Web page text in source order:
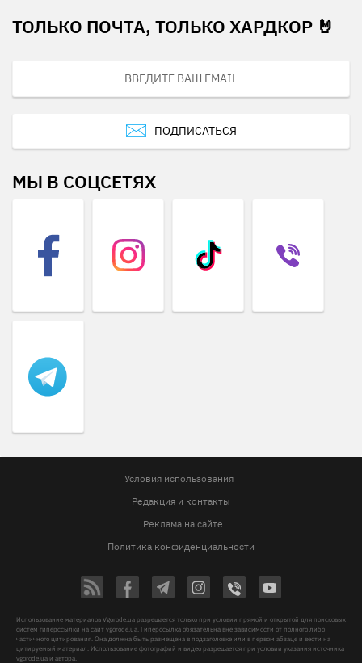
ТОЛЬКО ПОЧТА, ТОЛЬКО ХАРДКОР 🤘
ПОДПИСАТЬСЯ
МЫ В СОЦСЕТЯХ
Условия использования
Редакция и контакты
Реклама на сайте
Политика конфиденциальности
Использование материалов Vgorode.ua разрешается только при условии прямой и открытой для поисковых
систем гиперссылки на сайт vgorode.ua. Гиперссылка обязательна вне зависимости от полного либо
частичного цитирования. Она должна быть размещена в подзаголовке или в первом абзаце и вести на
цитируемый материал. Использование фотографий и видео разрешается при условии указания источника
vgorode.ua и автора.